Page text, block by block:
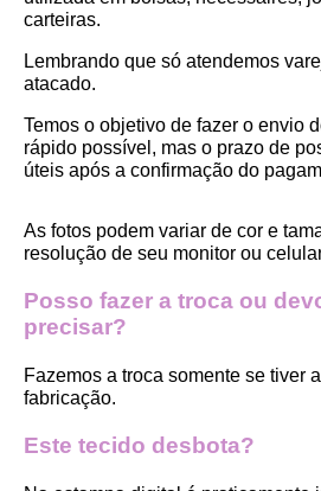
carteiras.
Lembrando que só atendemos
atacado.
Temos o objetivo de fazer o envio
rápido possível, mas o prazo de
úteis após a confirmação do
As fotos podem variar de cor e
resolução de seu monitor ou
Posso fazer a troca ou
precisar?
Fazemos a troca somente se tiver
fabricação.
Este tecido desbota?